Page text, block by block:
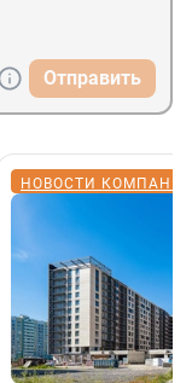
Отправить
НОВОСТИ